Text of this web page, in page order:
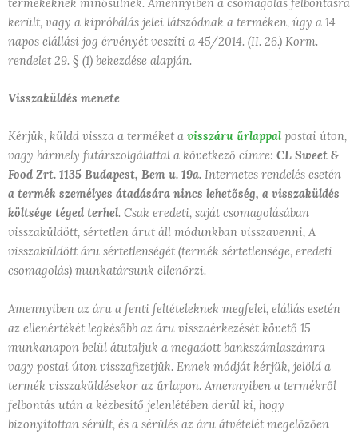
került, vagy a kipróbálás jelei látszódnak a terméken, úgy a 14
napos elállási jog érvényét veszíti a 45/2014. (II. 26.) Korm.
rendelet 29. § (1) bekezdése alapján.
Visszaküldés menete
Kérjük, küldd vissza a terméket a visszáru űrlappal postai úton,
vagy bármely futárszolgálattal a következő címre: CL Sweet &
Food Zrt. 1135 Budapest, Bem u. 19a. Internetes rendelés esetén
a termék személyes átadására nincs lehetőség, a visszaküldés
költsége téged terhel. Csak eredeti, saját csomagolásában
visszaküldött, sértetlen árut áll módunkban visszavenni, A
visszaküldött áru sértetlenségét (termék sértetlensége, eredeti
csomagolás) munkatársunk ellenőrzi.
Amennyiben az áru a fenti feltételeknek megfelel, elállás esetén
az ellenértékét legkésőbb az áru visszaérkezését követő 15
munkanapon belül átutaljuk a megadott bankszámlaszámra
vagy postai úton visszafizetjük. Ennek módját kérjük, jelöld a
termék visszaküldésekor az űrlapon. Amennyiben a termékről
felbontás után a kézbesítő jelenlétében derül ki, hogy
bizonyítottan sérült, és a sérülés az áru átvételét megelőzően